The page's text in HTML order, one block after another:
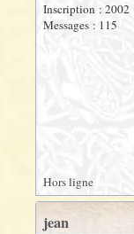
Inscription : 2002
Messages : 115
Hors ligne
jean